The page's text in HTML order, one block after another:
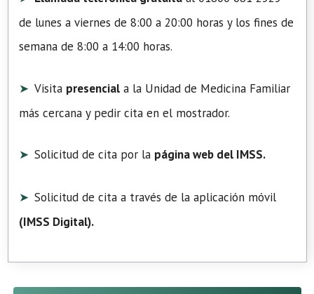
de lunes a viernes de 8:00 a 20:00 horas y los fines de
semana de 8:00 a 14:00 horas.
Visita presencial a la Unidad de Medicina Familiar
más cercana y pedir cita en el mostrador.
Solicitud de cita por la página web del IMSS.
Solicitud de cita a través de la aplicación móvil
(IMSS Digital).